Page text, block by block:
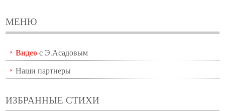
МЕНЮ
Видеос Э.Асадовым
Наши партнеры
ИЗБРАННЫЕ СТИХИ